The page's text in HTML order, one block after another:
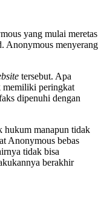
yang mulai meretas
Anonymous menyerang
tersebut. Apa
memiliki peringkat
dipenuhi dengan
hukum manapun tidak
Anonymous bebas
tidak bisa
berakhir